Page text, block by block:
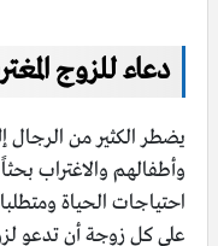
دعاء للزوج
يضطر الكثير من الرجال
وأطفالهم والاغتراب
احتياجات الحياة
على كل زوجة أن تدعو